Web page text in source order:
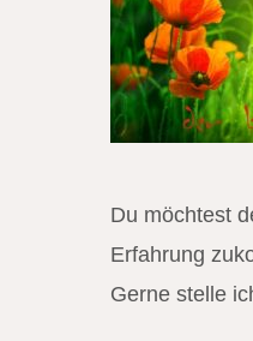
Du möchtest
Erfahrung
Gerne stelle